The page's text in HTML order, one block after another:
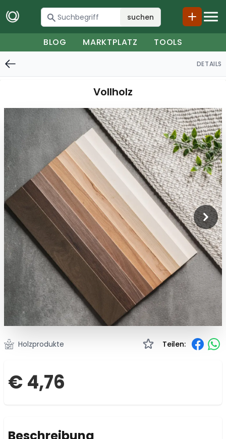
suchen
BLOG MARKTPLATZ TOOLS
DETAILS
Vollholz
Holzprodukte Teilen:
€ 4,76